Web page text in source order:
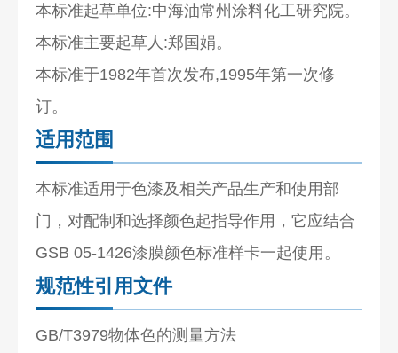
本标准起草单位:中海油常州涂料化工研究院。
本标准主要起草人:郑国娟。
本标准于1982年首次发布,1995年第一次修
订。
适用范围
本标准适用于色漆及相关产品生产和使用部
门，对配制和选择颜色起指导作用，它应结合
GSB 05-1426漆膜颜色标准样卡一起使用。
规范性引用文件
GB/T3979物体色的测量方法